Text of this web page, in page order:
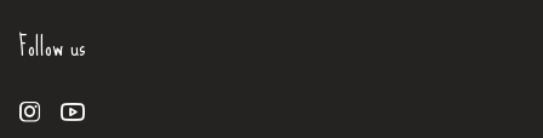
Follow us